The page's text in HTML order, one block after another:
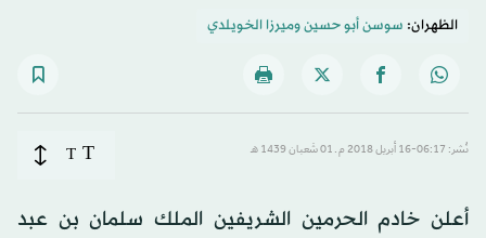
الظهران: سوسن أبو حسينوميرزا الخويلدي
نُشر: 06:17-16 أبريل 2018 م ـ 01 شَعبان 1439 هـ T
T
أعلن خادم الحرمين الشريفين الملك سلمان بن عبد